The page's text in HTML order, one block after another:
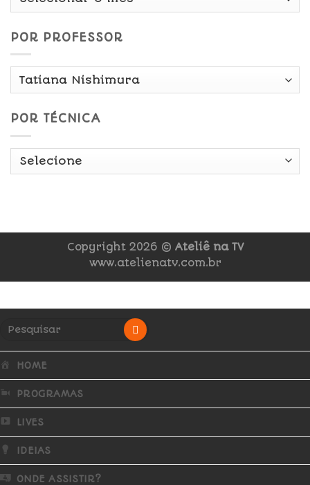
POR PROFESSOR
POR TÉCNICA
Copyright 2026 © Ateliê na TV
www.atelienatv.com.br
HOME
PROGRAMAS
LIVES
IDEIAS
ONDE ASSISTIR?